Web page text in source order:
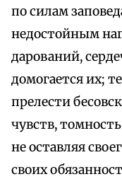
по силам
недостойным
дарований,
домогается их;
прелести
чувств,
не оставляя
своих